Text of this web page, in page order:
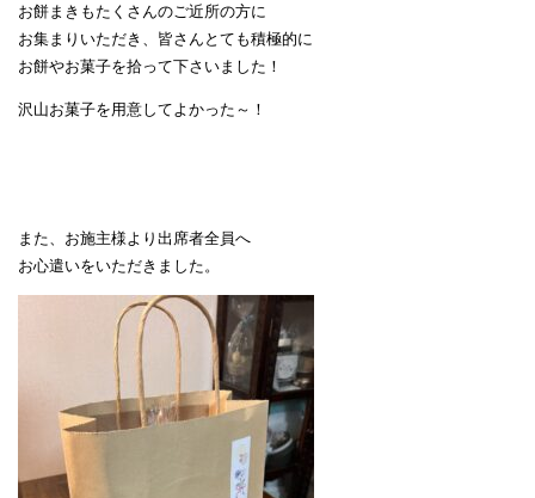
お餅まきもたくさんのご近所の方に
お集まりいただき、皆さんとても積極的に
お餅やお菓子を拾って下さいました！
沢山お菓子を用意してよかった～！
また、お施主様より出席者全員へ
お心遣いをいただきました。